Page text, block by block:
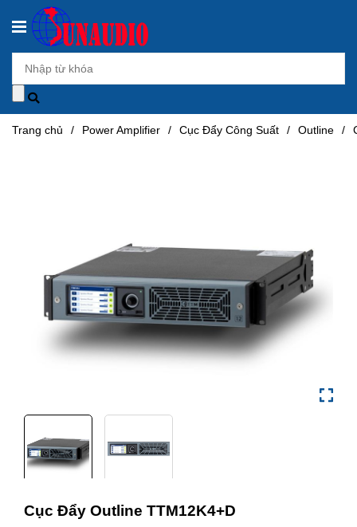
Trang chủ / Power Amplifier / Cục Đẩy Công Suất / Outline /
Cục Đẩy Outline TTM12K4+D